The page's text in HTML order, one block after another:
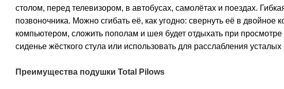
столом, перед телевизором, в автобусах, самолётах и поездах.
позвоночника. Можно сгибать её, как угодно: свернуть её в двойное
компьютером, сложить пополам и шея будет отдыхать при
сиденье жёсткого стула или использовать для расслабления усталых
Преимущества подушки Total Pilows